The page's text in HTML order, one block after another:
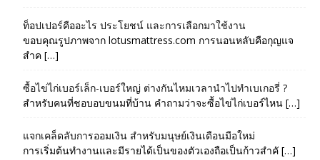
ท็อปเปอร์คืออะไร ประโยชน์ และการเลือกมาใช้งาน
ขอบคุณรูปภาพจาก lotusmattress.com การนอนหลับคือกุญแจ
สำค […]
ซื้อไข่ไก่เบอร์เล็ก-เบอร์ใหญ่ ต่างกันไหมเวลานำไปทำเบเกอรี่ ?
สำหรับคนที่ชอบอบขนมที่บ้าน คำถามว่าจะซื้อไข่ไก่เบอร์ไหน […]
แจกเคล็ดลับการออมเงิน สำหรับมนุษย์เงินเดือนมือใหม่
การเริ่มต้นทำงานและมีรายได้เป็นของตัวเองถือเป็นก้าวสำคั […]